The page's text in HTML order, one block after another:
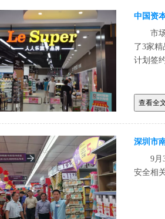
中国资
市
了3家
计划签
查看全
深圳市
9月
安全相